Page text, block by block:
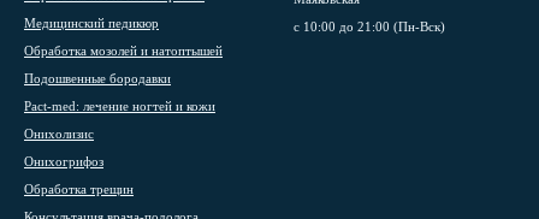
Медицинский педикюр
Обработка мозолей и натоптышей
Подошвенные бородавки
Pact-med: лечение ногтей и кожи
Онихолизис
Онихогрифоз
Обработка трещин
с 10:00 до 21:00 (Пн-Вск)